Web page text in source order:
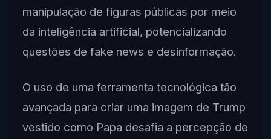
manipulação de figuras públicas por meio
da inteligência artificial, potencializando
questões de fake news e desinformação.
O uso de uma ferramenta tecnológica tão
avançada para criar uma imagem de Trump
vestido como Papa desafia a percepção de